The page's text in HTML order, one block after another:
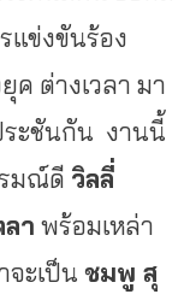
แข่งขันร้อง
ค ต่างเวลา มา
ระชันกัน งานนี้
มณ์ดี วิลลี่
า พร้อมเหล่า
จะเป็น ชมพู สุ